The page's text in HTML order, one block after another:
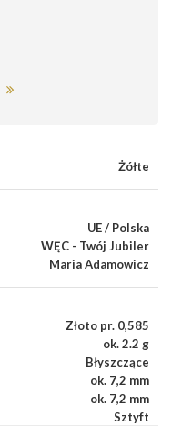
Żółte
UE / Polska
WĘC - Twój Jubiler
Maria Adamowicz
Złoto pr. 0,585
ok. 2.2 g
Błyszczące
ok. 7,2 mm
ok. 7,2 mm
Sztyft